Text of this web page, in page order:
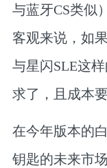
与蓝牙CS类似
客观来说，如
与星闪SLE这
求了，且成本要
在今年版本的
钥匙的未来市